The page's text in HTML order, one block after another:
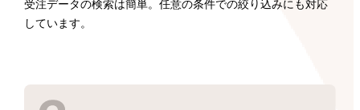
受注データの検索は簡単。任意の条件での絞り込みにも対応
しています。